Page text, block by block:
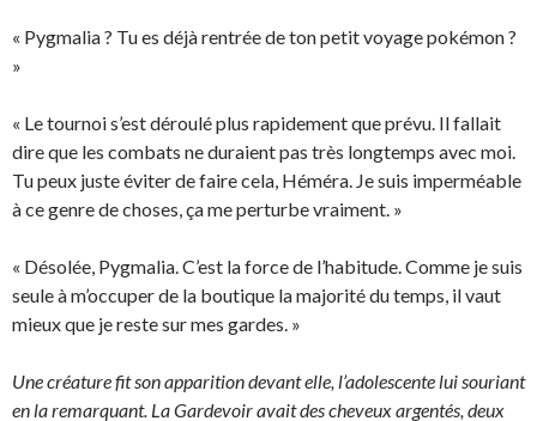
« Pygmalia ? Tu es déjà rentrée de ton petit voyage pokémon ?
»
« Le tournoi s’est déroulé plus rapidement que prévu. Il fallait
dire que les combats ne duraient pas très longtemps avec moi.
Tu peux juste éviter de faire cela, Héméra. Je suis imperméable
à ce genre de choses, ça me perturbe vraiment. »
« Désolée, Pygmalia. C’est la force de l’habitude. Comme je suis
seule à m’occuper de la boutique la majorité du temps, il vaut
mieux que je reste sur mes gardes. »
Une créature fit son apparition devant elle, l’adolescente lui souriant
en la remarquant. La Gardevoir avait des cheveux argentés, deux